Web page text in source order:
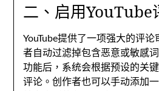
二、 启用YouTube
YouTube提供了一项强大的评论
者自动过滤掉包含恶意或敏感
功能后 ， 系统会根据预设的关
评论 。创作者也可以手动添加